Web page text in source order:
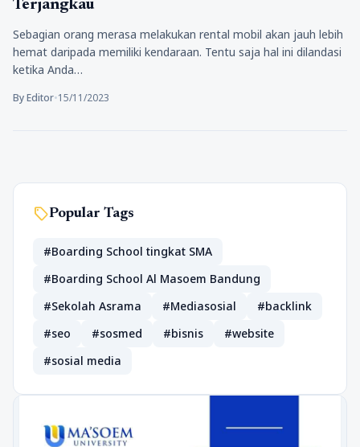
Terjangkau
Sebagian orang merasa melakukan rental mobil akan jauh lebih
hemat daripada memiliki kendaraan. Tentu saja hal ini dilandasi
ketika Anda…
By Editor•15/11/2023
sellPopular Tags
#Boarding School tingkat SMA
#Boarding School Al Masoem Bandung
#Sekolah Asrama
#Mediasosial
#backlink
#seo
#sosmed #bisnis
#website
#sosial media